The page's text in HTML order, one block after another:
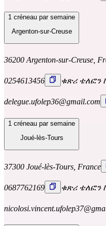
1 créneau par semaine
Argenton-sur-Creuse
36200 Argenton-sur-Creuse,
0254613456 ቁጽሪ ቴለፎን
delegue.ufolep36@gmail.com
1 créneau par semaine
Joué-lès-Tours
37300 Joué-lès-Tours, France
0687762169 ቁጽሪ ቴለፎን